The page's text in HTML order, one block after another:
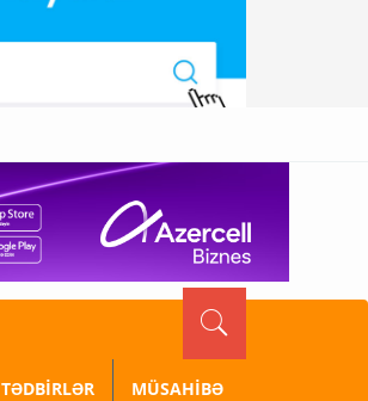
TƏDBİRLƏR MÜSAHİBƏ